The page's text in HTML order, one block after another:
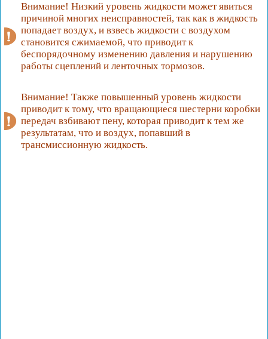
Внимание! Низкий уровень жидкости может явиться
причиной многих неисправностей, так как в жидкость
попадает воздух, и взвесь жидкости с воздухом
становится сжимаемой, что приводит к
беспорядочному изменению давления и нарушению
работы сцеплений и ленточных тормозов.
Внимание! Также повышенный уровень жидкости
приводит к тому, что вращающиеся шестерни коробки
передач взбивают пену, которая приводит к тем же
результатам, что и воздух, попавший в
трансмиссионную жидкость.